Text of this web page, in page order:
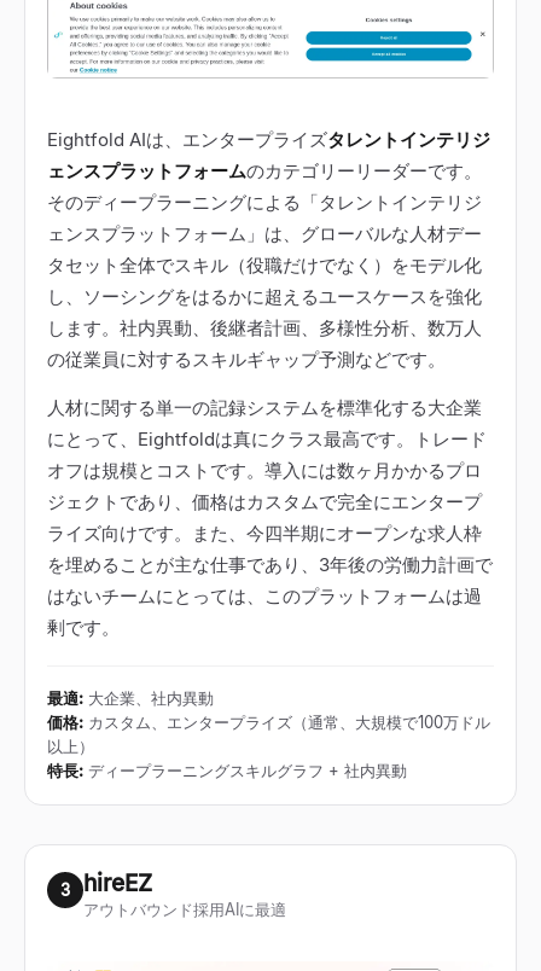
Eightfold AIは、エンタープライズタレントインテリジ
ェンスプラットフォームのカテゴリーリーダーです。
そのディープラーニングによる「タレントインテリジ
ェンスプラットフォーム」は、グローバルな人材デー
タセット全体でスキル（役職だけでなく）をモデル化
し、ソーシングをはるかに超えるユースケースを強化
します。社内異動、後継者計画、多様性分析、数万人
の従業員に対するスキルギャップ予測などです。
人材に関する単一の記録システムを標準化する大企業
にとって、Eightfoldは真にクラス最高です。トレード
オフは規模とコストです。導入には数ヶ月かかるプロ
ジェクトであり、価格はカスタムで完全にエンタープ
ライズ向けです。また、今四半期にオープンな求人枠
を埋めることが主な仕事であり、3年後の労働力計画で
はないチームにとっては、このプラットフォームは過
剰です。
最適: 大企業、社内異動
価格: カスタム、エンタープライズ（通常、大規模で100万ドル
以上）
特長: ディープラーニングスキルグラフ + 社内異動
3 hireEZ
アウトバウンド採用AIに最適